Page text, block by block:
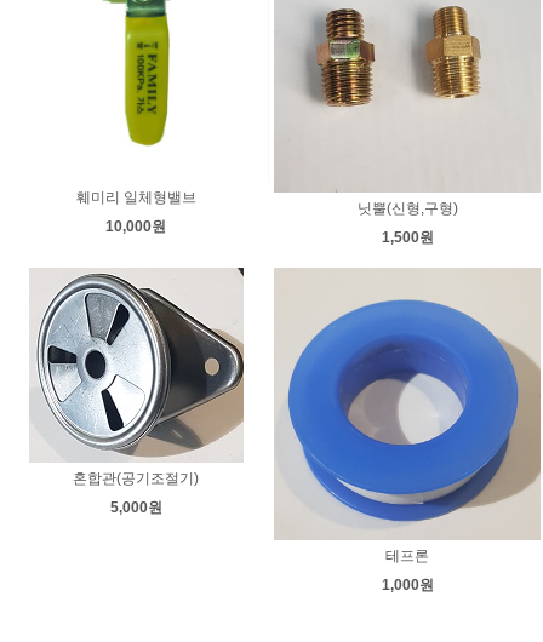
훼미리 일체형밸브
10,000원
닛뿔(신형,구형)
1,500원
혼합관(공기조절기)
5,000원
테프론
1,000원